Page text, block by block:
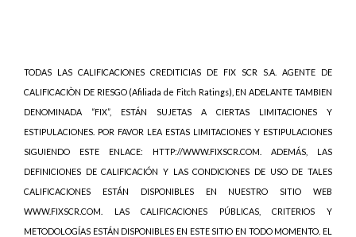
TODAS LAS CALIFICACIONES CREDITICIAS DE FIX SCR S.A. AGENTE DE
CALIFICACIÒN DE RIESGO (Afiliada de Fitch Ratings), EN ADELANTE TAMBIEN
DENOMINADA “FIX”, ESTÁN SUJETAS A CIERTAS LIMITACIONES Y
ESTIPULACIONES. POR FAVOR LEA ESTAS LIMITACIONES Y ESTIPULACIONES
SIGUIENDO ESTE ENLACE: HTTP://WWW.FIXSCR.COM. ADEMÁS, LAS
DEFINICIONES DE CALIFICACIÓN Y LAS CONDICIONES DE USO DE TALES
CALIFICACIONES ESTÁN DISPONIBLES EN NUESTRO SITIO WEB
WWW.FIXSCR.COM. LAS CALIFICACIONES PÚBLICAS, CRITERIOS Y
METODOLOGÍAS ESTÁN DISPONIBLES EN ESTE SITIO EN TODO MOMENTO. EL